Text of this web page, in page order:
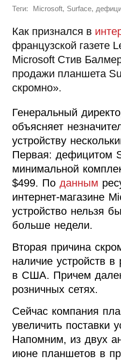
Теги: Microsoft, Surface,
Как признался в
французской газете
Microsoft Стив
продажи планшета
скромно».
Генеральный
объясняет
устройству
Первая: дефицитом
минимальной
$499. По данным
интернет-магазине
устройство нельзя
больше недели.
Вторая причина
наличие устройств в
в США. Причем
розничных сетях.
Сейчас компания
увеличить поставки
Напомним, из двух
июне планшетов в